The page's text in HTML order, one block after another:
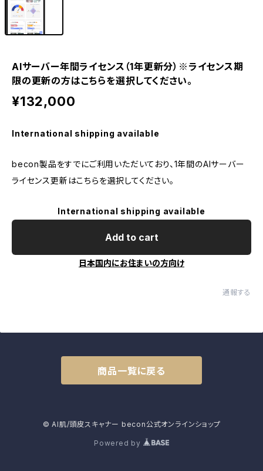
AIサーバー年間ライセンス（1年更新分）※ライセンス期
限の更新の方はこちらを選択してください。
¥132,000
International shipping available
becon製品をすでにご利用いただいており、1年間のAIサーバー
ライセンス更新はこちらを選択してください。
International shipping available
Add to cart
日本国内にお住まいの方向け
通報する
商品一覧に戻る
© AI肌/頭皮スキャナー becon公式オンラインショップ
Powered by